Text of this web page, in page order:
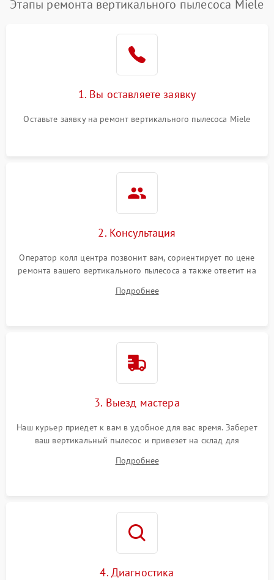
Этапы ремонта вертикального пылесоса Miele
1. Вы оставляете заявку
Оставьте заявку на ремонт вертикального пылесоса Miele
2. Консультация
Оператор колл центра позвонит вам, сориентирует по цене
ремонта вашего вертикального пылесоса а также ответит на
Подробнее
3. Выезд мастера
Наш курьер приедет к вам в удобное для вас время. Заберет
ваш вертикальный пылесос и привезет на склад для
Подробнее
4. Диагностика